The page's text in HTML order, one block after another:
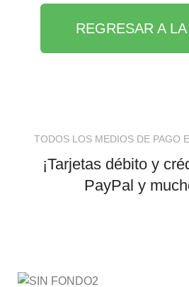
REGRESAR A
TODOS LOS MEDIOS DE PAGO
¡Tarjetas débito y
PayPal y